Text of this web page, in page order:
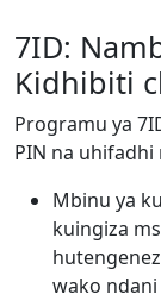
7ID:
Kidhibiti
Programu ya
PIN na uhifadhi
Mbinu ya
kuingiza
wako